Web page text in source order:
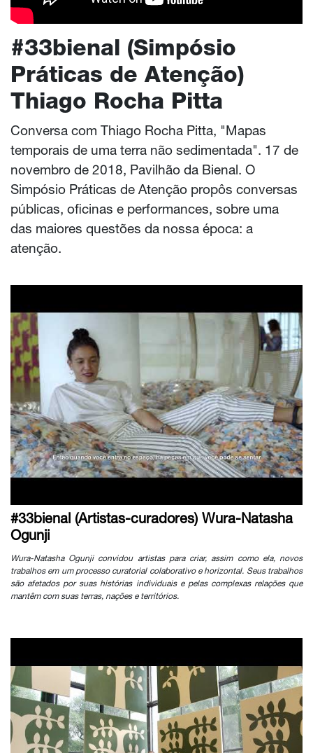
#33bienal (Simpósio
Práticas de Atenção)
Thiago Rocha Pitta
Conversa com Thiago Rocha Pitta, "Mapas
temporais de uma terra não sedimentada". 17 de
novembro de 2018, Pavilhão da Bienal. O
Simpósio Práticas de Atenção propôs conversas
públicas, oficinas e performances, sobre uma
das maiores questões da nossa época: a
atenção.
#33bienal (Artistas-curadores) Wura-Natasha
Ogunji
Wura-Natasha Ogunji convidou artistas para criar, assim como ela, novos
trabalhos em um processo curatorial colaborativo e horizontal. Seus trabalhos
são afetados por suas histórias individuais e pelas complexas relações que
mantêm com suas terras, nações e territórios.